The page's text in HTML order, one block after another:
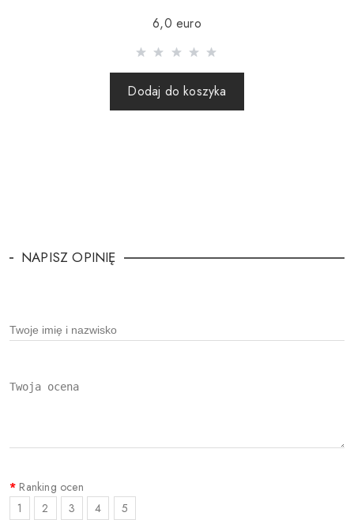
6,0 euro
Dodaj do koszyka
NAPISZ OPINIĘ
Ranking ocen
1
2 3 4 5